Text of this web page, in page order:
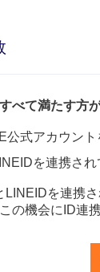
て満たす方が
式アカウン
を連携され
を連携
の機会にID連